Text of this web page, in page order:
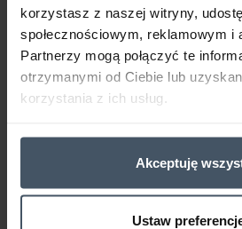
korzystasz z naszej witryny,
społecznościowym, reklamowym i
Partnerzy mogą połączyć te
otrzymanymi od Ciebie lub
korzystania z ich usług.
Akceptuję
Ustaw